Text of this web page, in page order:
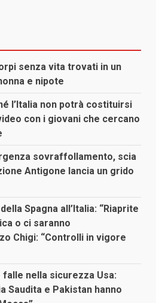
senza vita trovati in un
e nipote
l’Italia non potrà costituirsi
con i giovani che cercano
sovraffollamento, scia
Antigone lancia un grido
Spagna all’Italia: “Riaprite
o ci saranno
Chigi: “Controlli in vigore
falle nella sicurezza Usa:
Saudita e Pakistan hanno